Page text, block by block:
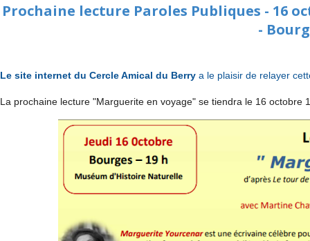
Prochaine lecture Paroles Publiques - 16
-
Le site internet du Cercle Amical du Berry a le plaisir de relayer
La prochaine lecture "Marguerite en voyage" se tiendra le 16 octobre